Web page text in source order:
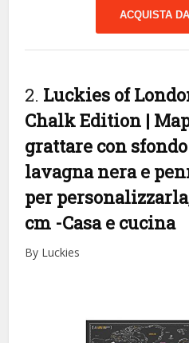
ACQUISTA
2. Luckies of
Chalk Edition |
grattare con
lavagna nera e
per personalizzarla,
cm -Casa e cucina
By Luckies